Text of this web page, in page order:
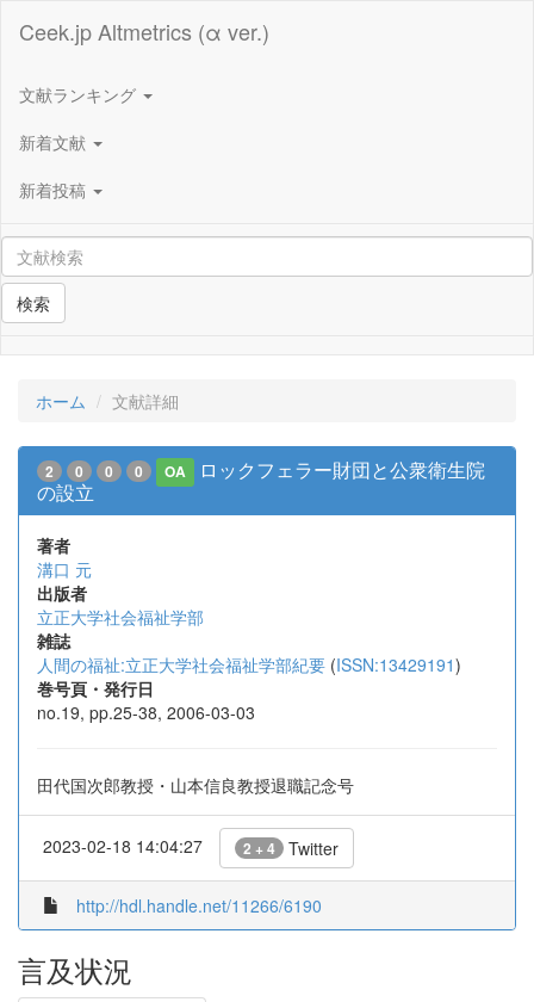
Ceek.jp Altmetrics (α ver.)
文献ランキング
新着文献
新着投稿
検索
ホーム 文献詳細
2 0 0 0 OA
ロックフェラー財団と公衆衛生院
の設立
著者
溝口 元
出版者
立正大学社会福祉学部
雑誌
人間の福祉:立正大学社会福祉学部紀要 (ISSN:13429191)
巻号頁・発行日
no.19, pp.25-38, 2006-03-03
田代国次郎教授・山本信良教授退職記念号
2023-02-18 14:04:27 2 + 4 Twitter
http://hdl.handle.net/11266/6190
言及状況